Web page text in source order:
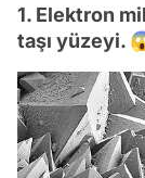
1. Elektron
taşı yüzeyi.